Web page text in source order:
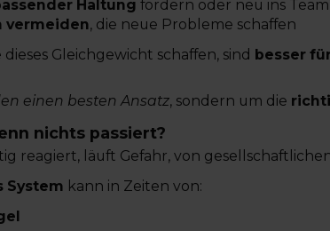
Haltung fördern oder neu ins
vermeiden, die neue Probleme schaffen
Gleichgewicht schaffen, sind besser
einen besten Ansatz, sondern um die
nichts passiert?
reagiert, läuft Gefahr, von
System kann in Zeiten von: